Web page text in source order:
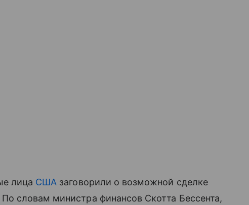
лица США заговорили о возможной сделке
словам министра финансов Скотта Бессента,